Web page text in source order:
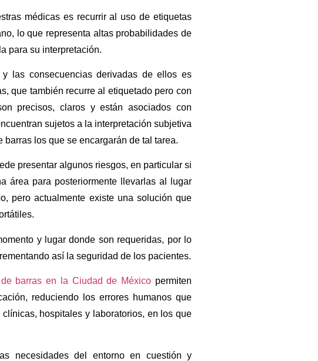
médicas es recurrir al uso de etiquetas
lo que representa altas probabilidades de
para su interpretación.
las consecuencias derivadas de ellos es
que también recurre al etiquetado pero con
precisos, claros y están asociados con
sujetos a la interpretación subjetiva
los que se encargarán de tal tarea.
presentar algunos riesgos, en particular si
área para posteriormente llevarlas al lugar
pero actualmente existe una solución que
y lugar donde son requeridas, por lo
así la seguridad de los pacientes.
barras en la Ciudad de México permiten
reduciendo los errores humanos que
hospitales y laboratorios, en los que
necesidades del entorno en cuestión y